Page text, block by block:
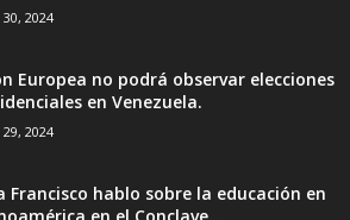
2024
Europea no podrá observar elecciones
en Venezuela.
2024
Francisco hablo sobre la educación en
en el Conclave....